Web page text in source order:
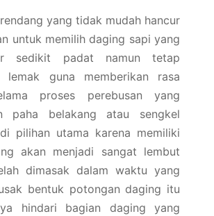
yang tidak mudah hancur
untuk memilih daging sapi yang
sedikit padat namun tetap
lemak guna memberikan rasa
proses perebusan yang
paha belakang atau sengkel
pilihan utama karena memiliki
akan menjadi sangat lembut
dimasak dalam waktu yang
bentuk potongan daging itu
hindari bagian daging yang